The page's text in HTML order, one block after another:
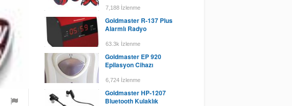
7,188 İzlenme
Goldmaster R-137 Plus
Alarmlı Radyo
63.3k İzlenme
Goldmaster EP 920
Epilasyon Cihazı
6,724 İzlenme
Goldmaster HP-1207
Bluetooth Kulaklık